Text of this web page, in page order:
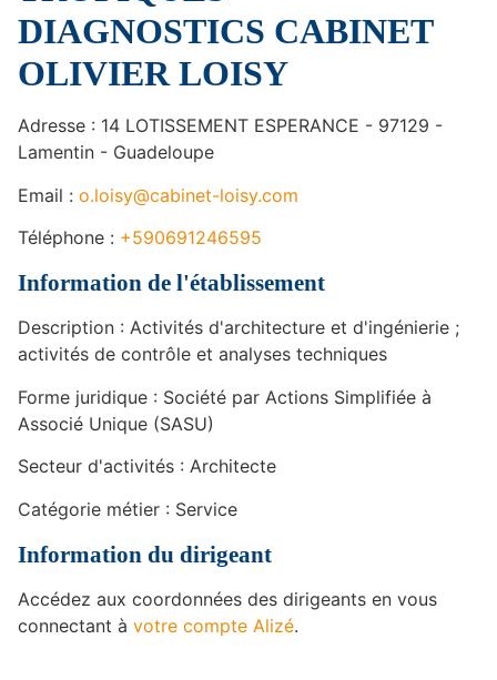
DIAGNOSTICS CABINET
OLIVIER LOISY
Adresse : 14 LOTISSEMENT ESPERANCE - 97129 -
Lamentin - Guadeloupe
Email : o.loisy@cabinet-loisy.com
Téléphone : +590691246595
Information de l'établissement
Description : Activités d'architecture et d'ingénierie ;
activités de contrôle et analyses techniques
Forme juridique : Société par Actions Simplifiée à
Associé Unique (SASU)
Secteur d'activités : Architecte
Catégorie métier : Service
Information du dirigeant
Accédez aux coordonnées des dirigeants en vous
connectant à votre compte Alizé.